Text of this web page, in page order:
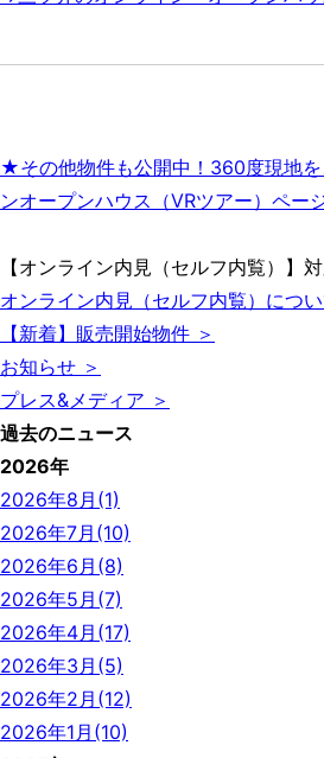
★その他物件も公開中！360度現地を
ンオープンハウス（VRツアー）ペー
【オンライン内見（セルフ内覧）】
オンライン内見（セルフ内覧）につ
【新着】販売開始物件 ＞
お知らせ ＞
プレス&メディア ＞
過去のニュース
2026年
2026年8月(1)
2026年7月(10)
2026年6月(8)
2026年5月(7)
2026年4月(17)
2026年3月(5)
2026年2月(12)
2026年1月(10)